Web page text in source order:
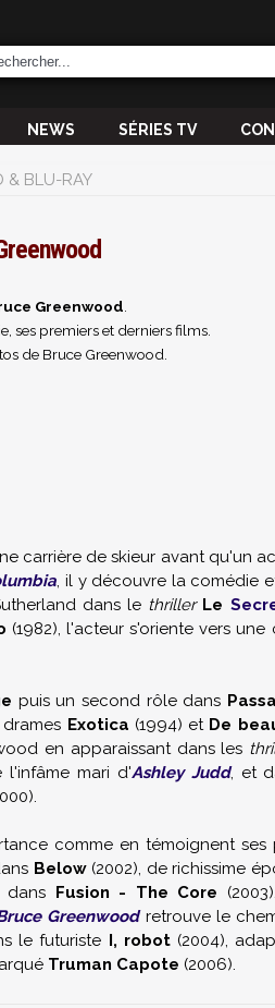
NEWS SÉRIES TV
& BLU-RAY
Greenwood
ses premiers et derniers films.
de Bruce Greenwood.
carrière de skieur avant qu'un
, il y découvre la comédie
dans le thriller Le
(1982), l'acteur s'oriente vers
puis un second rôle dans
Exotica (1994) et De
en apparaissant dans les
l'infâme mari d'Ashley Judd, et
comme en témoignent ses
Below(2002), de richissime
dans Fusion - The Core
Greenwoodretrouve le
le futuriste I, robot(2004),
Truman Capote (2006).